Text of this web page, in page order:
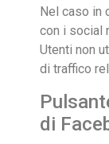
Nel caso in
con i social
Utenti non
di traffico
di